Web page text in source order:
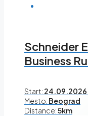
Schneider
Business
Start:
Mesto: Beograd
Distance:5km